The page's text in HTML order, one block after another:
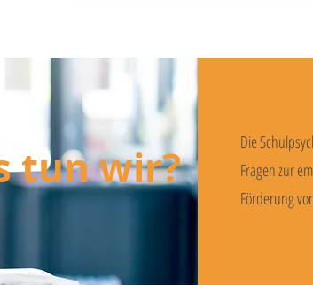
tun wir?
Die
Fragen zur
Förderung